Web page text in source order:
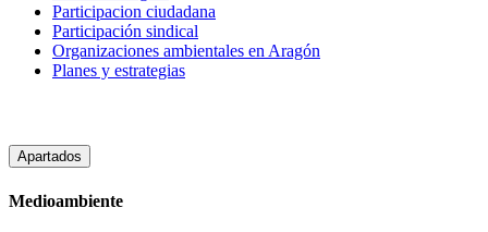
Participacion ciudadana
Participación sindical
Organizaciones ambientales en Aragón
Planes y estrategias
Apartados
Medioambiente